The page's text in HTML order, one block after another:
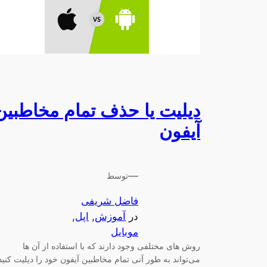
دیلیت یا حذف تمام
آیفون
—توسط
فاضل شریفی
در
آموزش, اپل,
موبایل
روش های مختلفی وجود دارند که با استفاده از آن ها
می‌تواند به طور آنی تمام مخاطبین آیفون خود را دیلیت